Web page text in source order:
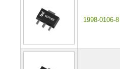
1998-0106-8